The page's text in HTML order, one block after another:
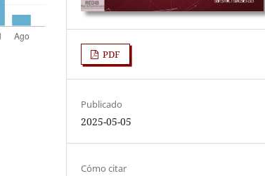
PDF
Publicado
2025-05-05
Cómo citar